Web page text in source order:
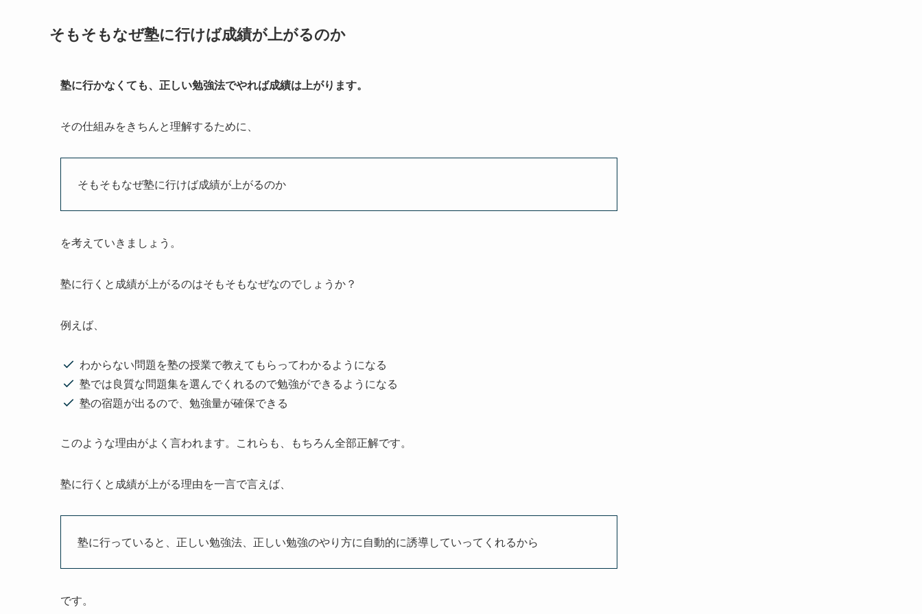
そもそもなぜ塾に行けば成績が上がるのか
塾に行かなくても、正しい勉強法でやれば成績は上がります。
その仕組みをきちんと理解するために、
そもそもなぜ塾に行けば成績が上がるのか
を考えていきましょう。
塾に行くと成績が上がるのはそもそもなぜなのでしょうか？
例えば、
わからない問題を塾の授業で教えてもらってわかるようになる
塾では良質な問題集を選んでくれるので勉強ができるようになる
塾の宿題が出るので、勉強量が確保できる
このような理由がよく言われます。これらも、もちろん全部正解です。
塾に行くと成績が上がる理由を一言で言えば、
塾に行っていると、正しい勉強法、正しい勉強のやり方に自動的に誘導していってくれるから
です。